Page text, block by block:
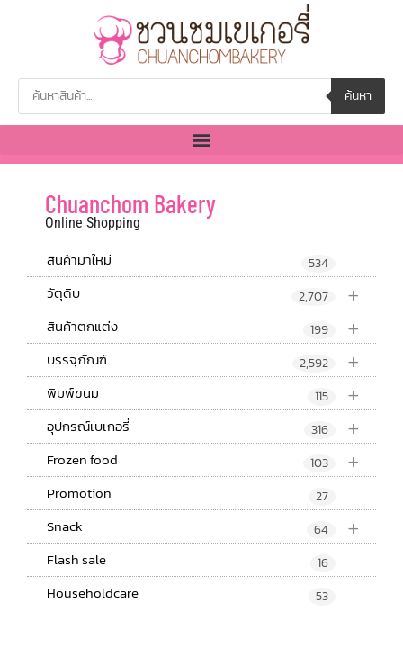
ค้นหา
Chuanchom Bakery
Online Shopping
สินค้ามาใหม่ 534
+
วัตุดิบ 2,707
+
สินค้าตกแต่ง 199
+
บรรจุภัณฑ์ 2,592
+
พิมพ์ขนม 115
+
อุปกรณ์เบเกอรี่ 316
+
Frozen food 103
Promotion 27
+
Snack 64
Flash sale 16
Householdcare 53